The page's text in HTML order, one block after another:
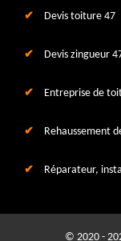
Devis toiture 47
Devis zingueur
Entreprise de
Rehaussement
Réparateur,
© 2020 -